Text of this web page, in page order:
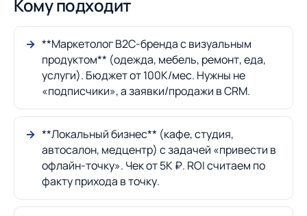
Кому подходит
**Маркетолог B2C-бренда с визуальным
продуктом** (одежда, мебель, ремонт, еда,
услуги). Бюджет от 100К/мес. Нужны не
«подписчики», а заявки/продажи в CRM.
**Локальный бизнес** (кафе, студия,
автосалон, медцентр) с задачей «привести в
офлайн-точку». Чек от 5К ₽. ROI считаем по
факту прихода в точку.